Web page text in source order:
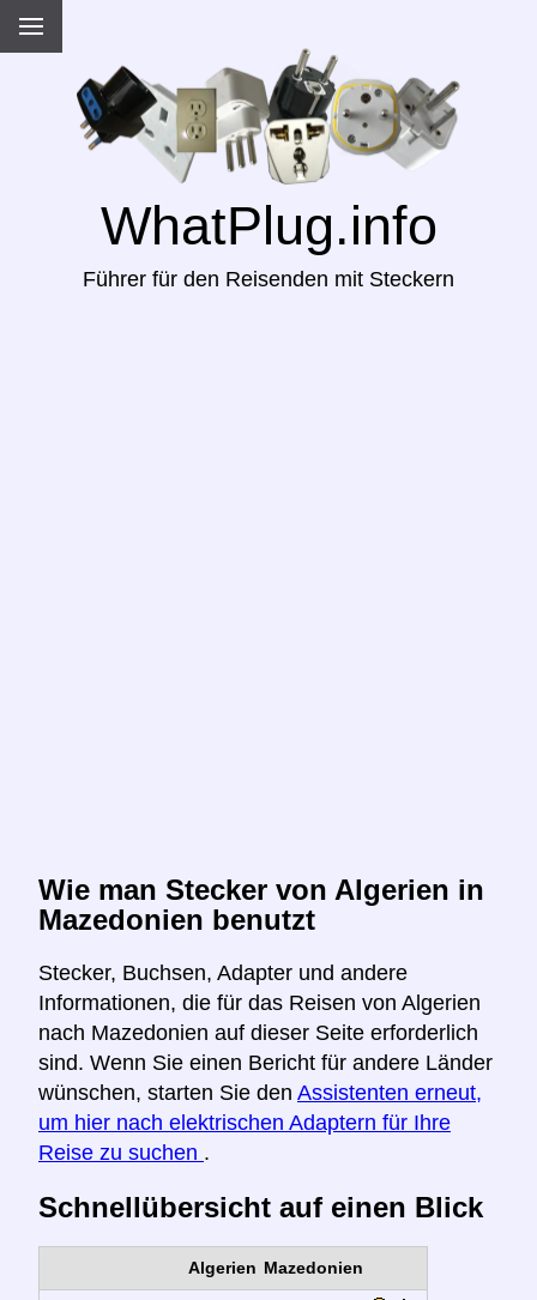
WhatPlug.info
Führer für den Reisenden mit Steckern
Wie man Stecker von Algerien in
Mazedonien benutzt
Stecker, Buchsen, Adapter und andere
Informationen, die für das Reisen von Algerien
nach Mazedonien auf dieser Seite erforderlich
sind. Wenn Sie einen Bericht für andere Länder
wünschen, starten Sie den Assistenten erneut,
um hier nach elektrischen Adaptern für Ihre
Reise zu suchen .
Schnellübersicht auf einen Blick
Algerien Mazedonien